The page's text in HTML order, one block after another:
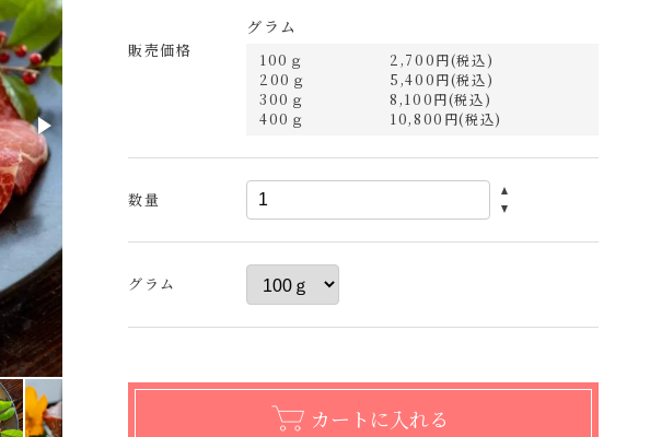
販売価格
グラム
100ｇ
2,700円(税込)
200ｇ
5,400円(税込)
300ｇ
8,100円(税込)
400ｇ
10,800円(税込)
数量
グラム